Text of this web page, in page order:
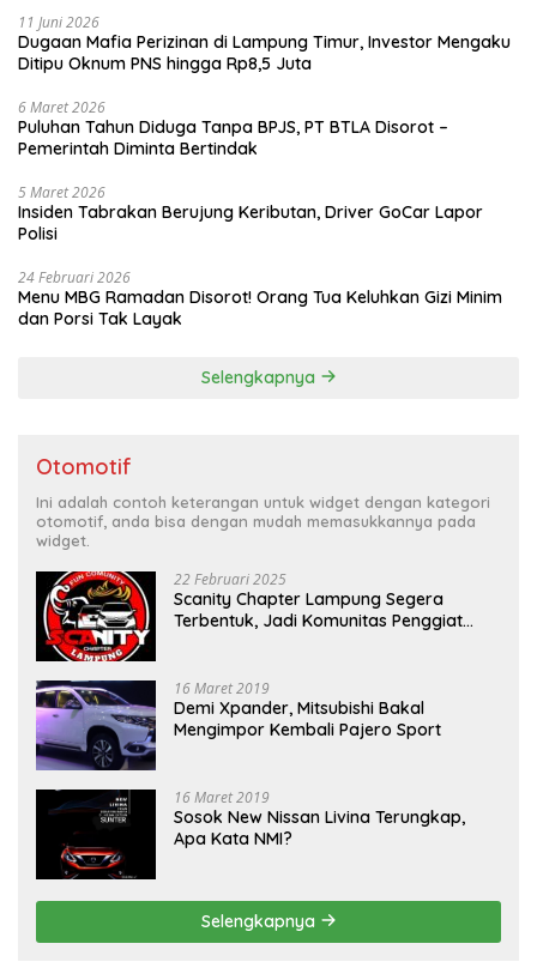
11 Juni 2026
Dugaan Mafia Perizinan di Lampung Timur, Investor Mengaku
Ditipu Oknum PNS hingga Rp8,5 Juta
6 Maret 2026
Puluhan Tahun Diduga Tanpa BPJS, PT BTLA Disorot –
Pemerintah Diminta Bertindak
5 Maret 2026
Insiden Tabrakan Berujung Keributan, Driver GoCar Lapor
Polisi
24 Februari 2026
Menu MBG Ramadan Disorot! Orang Tua Keluhkan Gizi Minim
dan Porsi Tak Layak
Selengkapnya
Otomotif
Ini adalah contoh keterangan untuk widget dengan kategori
otomotif, anda bisa dengan mudah memasukkannya pada
widget.
22 Februari 2025
Scanity Chapter Lampung Segera
Terbentuk, Jadi Komunitas Penggiat
16 Maret 2019
Demi Xpander, Mitsubishi Bakal
Mengimpor Kembali Pajero Sport
16 Maret 2019
Sosok New Nissan Livina Terungkap,
Apa Kata NMI?
Selengkapnya